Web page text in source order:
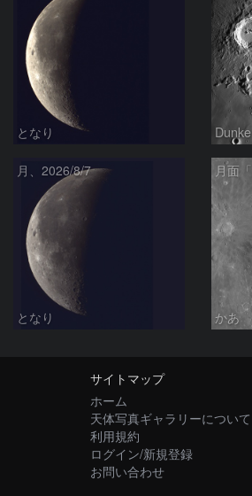
となり
月、2026/8/7
となり
月面
かあ
サイトマップ
ホーム
天体写真ギャラリーについて
利用規約
ログイン/新規登録
お問い合わせ